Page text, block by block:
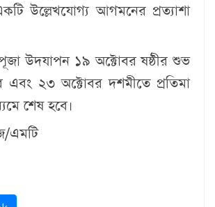
একটি উল্লেখযোগ্য আগমনের প্রত্যাশা
উদযাপন ১৯ অক্টোবর ষষ্ঠীর শুভ
এবং ২৩ অক্টোবর দশমীতে প্রতিমা
শেষ হবে।
এমটি